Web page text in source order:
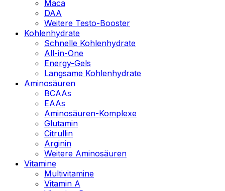
Maca
DAA
Weitere Testo-Booster
Kohlenhydrate
Schnelle Kohlenhydrate
All-in-One
Energy-Gels
Langsame Kohlenhydrate
Aminosäuren
BCAAs
EAAs
Aminosäuren-Komplexe
Glutamin
Citrullin
Arginin
Weitere Aminosäuren
Vitamine
Multivitamine
Vitamin A